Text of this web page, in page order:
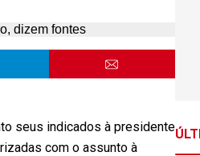
seus indicados à presidente
com o assunto à